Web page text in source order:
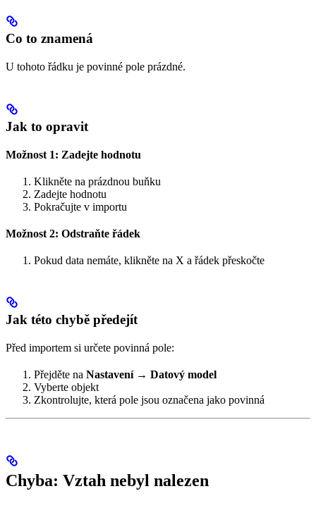
Co to znamená
U tohoto řádku je povinné pole prázdné.
Jak to opravit
Možnost 1: Zadejte hodnotu
Klikněte na prázdnou buňku
Zadejte hodnotu
Pokračujte v importu
Možnost 2: Odstraňte řádek
Pokud data nemáte, klikněte na X a řádek přeskočte
Jak této chybě předejít
Před importem si určete povinná pole:
Přejděte na Nastavení → Datový model
Vyberte objekt
Zkontrolujte, která pole jsou označena jako povinná
Chyba: Vztah nebyl nalezen